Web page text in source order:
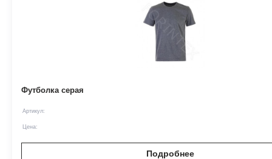
Футболка серая
Артикул:
Цена:
Подробнее